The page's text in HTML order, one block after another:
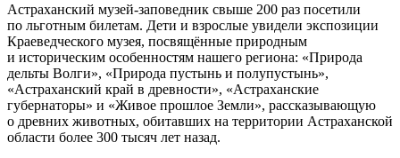
Астраханский музей-заповедник свыше 200 раз посетили
по льготным билетам. Дети и взрослые увидели экспозиции
Краеведческого музея, посвящённые природным
и историческим особенностям нашего региона: «Природа
дельты Волги», «Природа пустынь и полупустынь»,
«Астраханский край в древности», «Астраханские
губернаторы» и «Живое прошлое Земли», рассказывающую
о древних животных, обитавших на территории Астраханской
области более 300 тысяч лет назад.